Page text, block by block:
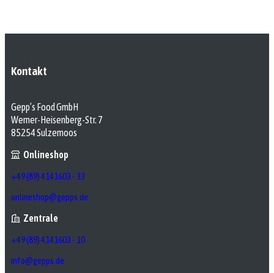
Kontakt
Gepp’s Food GmbH
Werner-Heisenberg-Str. 7
85254 Sulzemoos
Onlineshop
+49 (89) 4141603 - 33
onlineshop@gepps.de
Zentrale
+49 (89) 4141603 - 10
info@gepps.de